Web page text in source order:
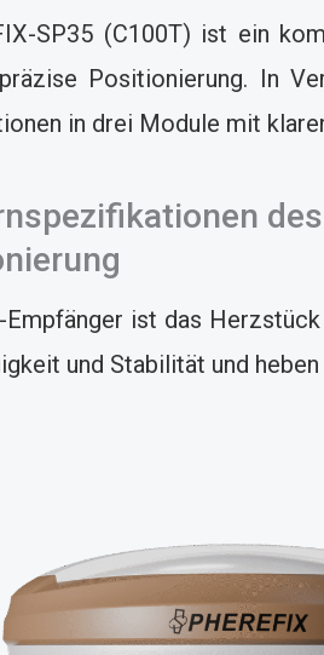
SP35 (C100T) ist ein
Positionierung. In
in drei Module mit
Empfänger ist das
und Stabilität und